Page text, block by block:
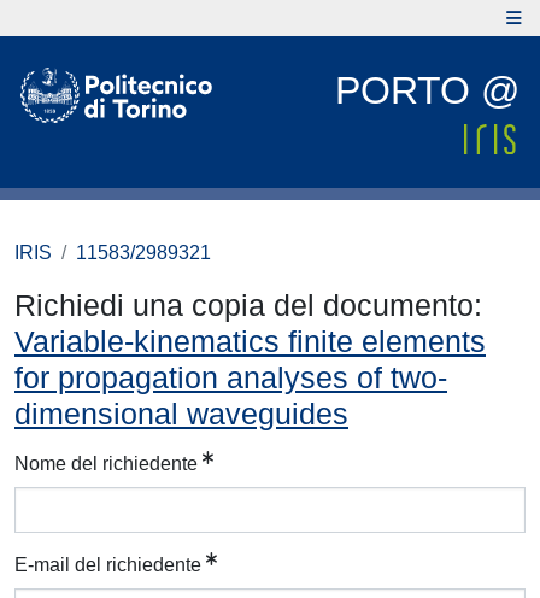
PORTO @
IRIS 11583/2989321
Richiedi una copia del documento:
Variable-kinematics finite elements
for propagation analyses of two-
dimensional waveguides
Nome del richiedente
E-mail del richiedente